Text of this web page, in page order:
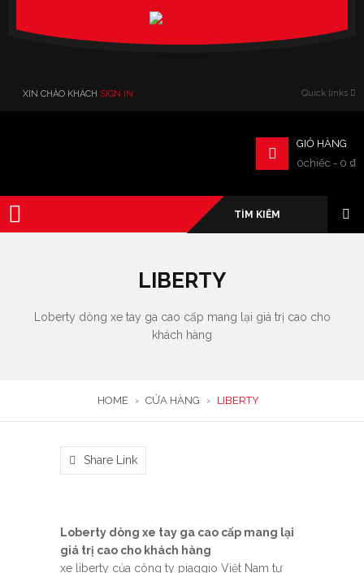
XIN CHÀO KHÁCH SIGN IN Quick links
GIỎ HÀNG
0chiếc - 0 ₫
LIBERTY
Loberty dòng xe tay ga cao cấp mang lại giá trị cao cho
khách hàng
HOME › CỬA HÀNG › LIBERTY
Share Link
Loberty dòng xe tay ga cao cấp mang lại
giá trị cao cho khách hàng
xe liberty của công ty piaggio Việt Nam tự